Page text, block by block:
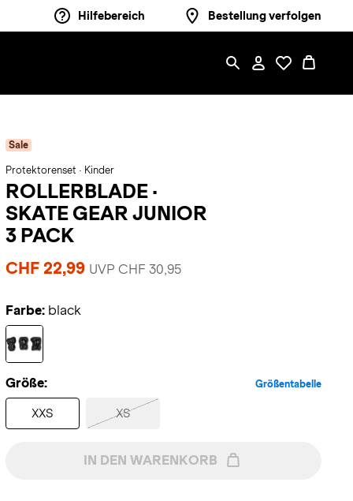
Hilfebereich Bestellung verfolgen
Sale
Protektorenset · Kinder
ROLLERBLADE ·
SKATE GEAR JUNIOR
3 PACK
CHF 22,99 UVP CHF 30,95
Farbe: black
Größe: Größentabelle
XXS XS
IN DEN WARENKORB